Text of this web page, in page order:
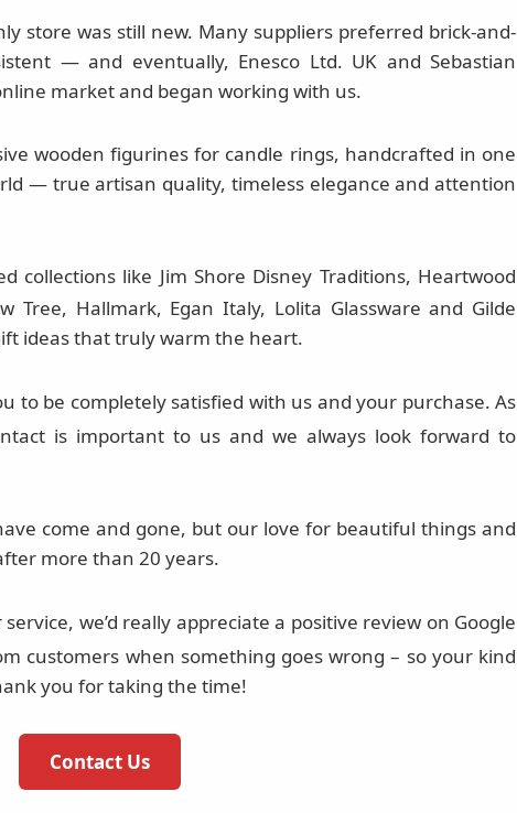
store was still new. Many suppliers preferred brick-and-
— and eventually, Enesco Ltd. UK and Sebastian
market and began working with us.
wooden figurines for candle rings, handcrafted in one
— true artisan quality, timeless elegance and attention
collections like Jim Shore Disney Traditions, Heartwood
Tree, Hallmark, Egan Italy, Lolita Glassware and Gilde
ideas that truly warm the heart.
to be completely satisfied with us and your purchase. As
is important to us and we always look forward to
come and gone, but our love for beautiful things and
more than 20 years.
we’d really appreciate a positive review on Google
customers when something goes wrong – so your kind
you for taking the time!
Contact Us